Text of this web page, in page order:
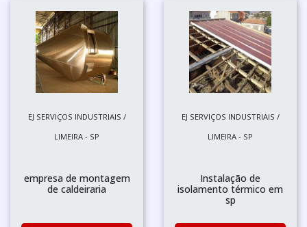
EJ SERVIÇOS INDUSTRIAIS /
LIMEIRA - SP
empresa de montagem
de caldeiraria
EJ SERVIÇOS INDUSTRIAIS /
LIMEIRA - SP
Instalação de
isolamento térmico em
sp